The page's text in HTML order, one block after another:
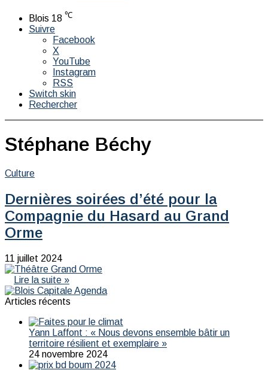
Blois 18 ℃
Suivre
Facebook
X
YouTube
Instagram
RSS
Switch skin
Rechercher
Stéphane Béchy
Culture
Dernières soirées d’été pour la
Compagnie du Hasard au Grand
Orme
11 juillet 2024
Lire la suite »
Articles récents
Yann Laffont : « Nous devons ensemble bâtir un
territoire résilient et exemplaire »
24 novembre 2024